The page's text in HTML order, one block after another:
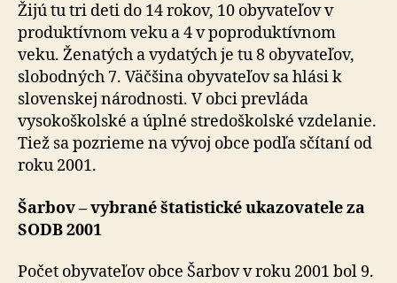
Žijú tu tri deti do 14 rokov, 10 obyvateľov v
produktívnom veku a 4 v poproduktívnom
veku. Ženatých a vydatých je tu 8 obyvateľov,
slobodných 7. Väčšina obyvateľov sa hlási k
slovenskej národnosti. V obci prevláda
vysokoškolské a úplné stredoškolské vzdelanie.
Tiež sa pozrieme na vývoj obce podľa sčítaní od
roku 2001.
Šarbov – vybrané štatistické ukazovatele za
SODB 2001
Počet obyvateľov obce Šarbov v roku 2001 bol 9.